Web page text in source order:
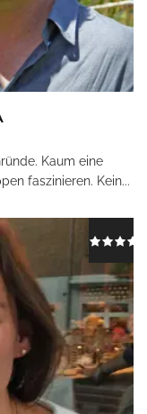
Kaum eine
faszinieren. Kein...